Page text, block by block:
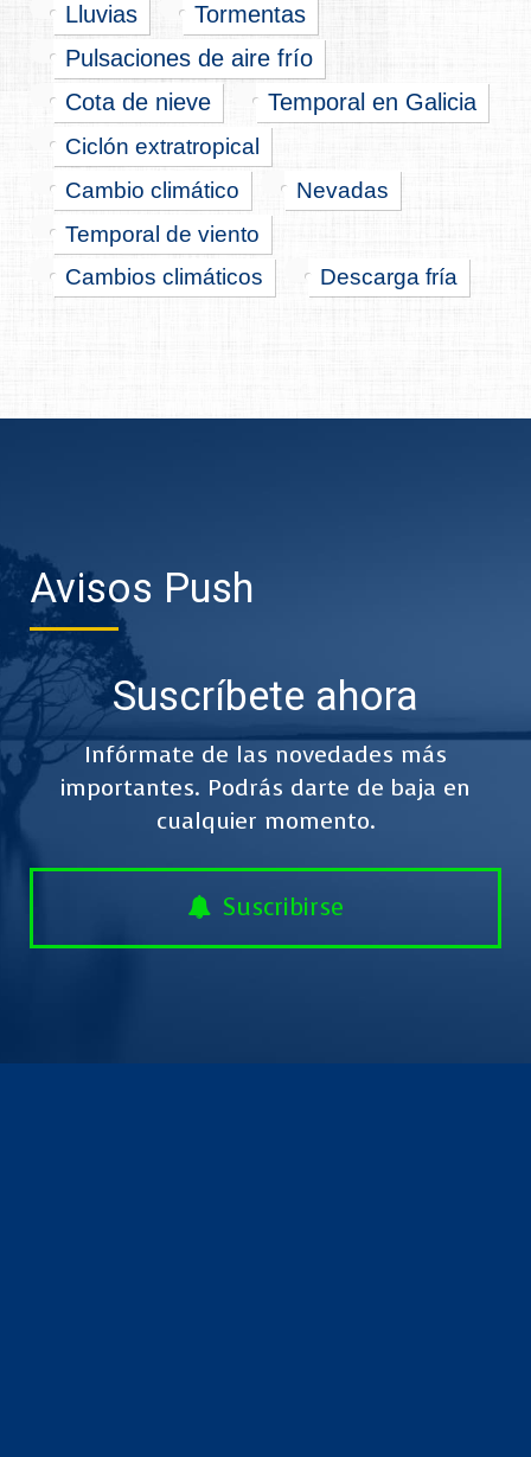
Lluvias
Tormentas
Pulsaciones de aire frío
Cota de nieve
Temporal en Galicia
Ciclón extratropical
Cambio climático
Nevadas
Temporal de viento
Cambios climáticos Descarga fría
Avisos Push
Suscríbete ahora
Infórmate de las novedades más
importantes. Podrás darte de baja en
cualquier momento.
Suscribirse